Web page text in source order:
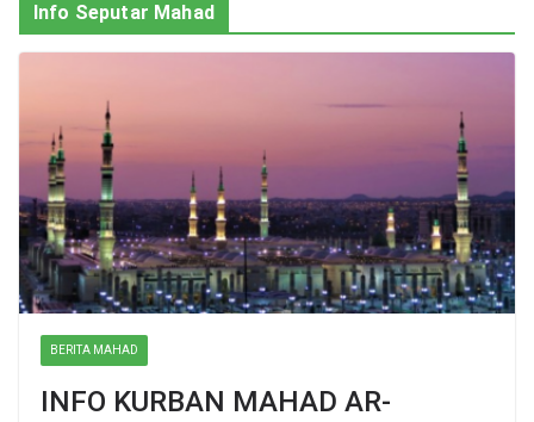
Info Seputar Mahad
BERITA MAHAD
INFO KURBAN MAHAD AR-